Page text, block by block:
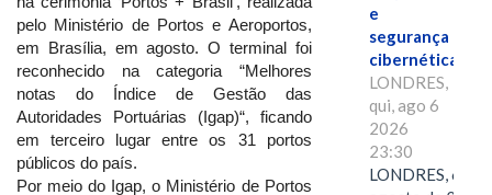
pelo Ministério de Portos e Aeroportos,
em Brasília, em agosto. O terminal foi
reconhecido na categoria “Melhores
notas do Índice de Gestão das
Autoridades Portuárias (Igap)“, ficando
em terceiro lugar entre os 31 portos
públicos do país.
Por meio do Igap, o Ministério de Portos
e
segurança
cibernética
LONDRES,
qui, ago 6
2026
23:30
LONDRES, 6 de